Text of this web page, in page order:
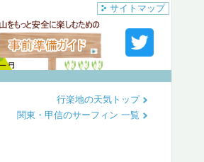
サイトマップ
行楽地の天気トップ
関東・甲信のサーフィン 一覧